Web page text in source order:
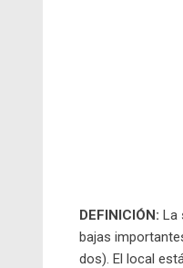
DEFINICIÓN: La
bajas
dos). El local